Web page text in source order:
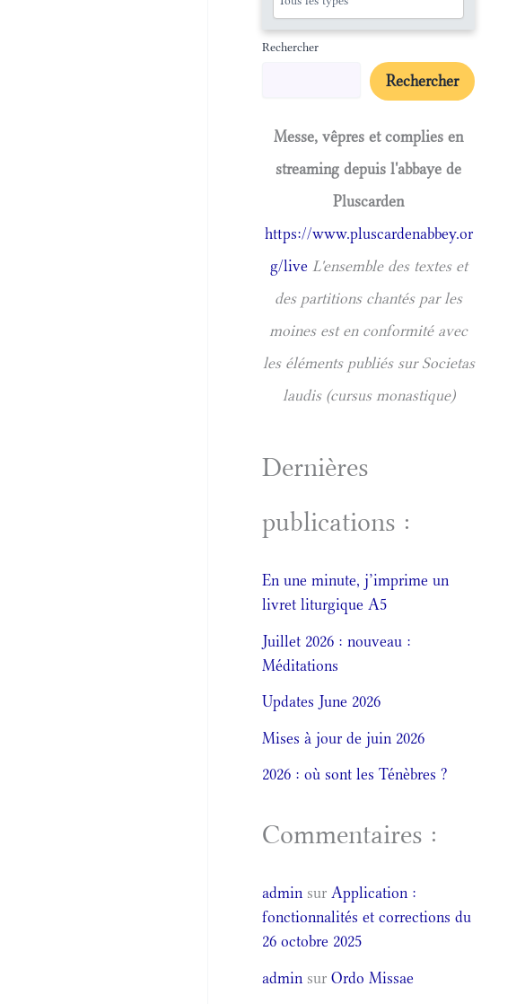
Rechercher
Rechercher
Messe, vêpres et complies en
streaming depuis l'abbaye de
Pluscarden
https://www.pluscardenabbey.or
g/live L'ensemble des textes et
des partitions chantés par les
moines est en conformité avec
les éléments publiés sur Societas
laudis (cursus monastique)
Dernières
publications :
En une minute, j’imprime un
livret liturgique A5
Juillet 2026 : nouveau :
Méditations
Updates June 2026
Mises à jour de juin 2026
2026 : où sont les Ténèbres ?
Commentaires :
admin surApplication :
fonctionnalités et corrections du
26 octobre 2025
admin surOrdo Missae